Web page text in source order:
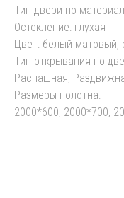
Тип двери по
Остекление: глухая
Цвет: белый матовый,
Тип открывания по
Распашная,
Размеры полотна:
2000*600, 2000*700,